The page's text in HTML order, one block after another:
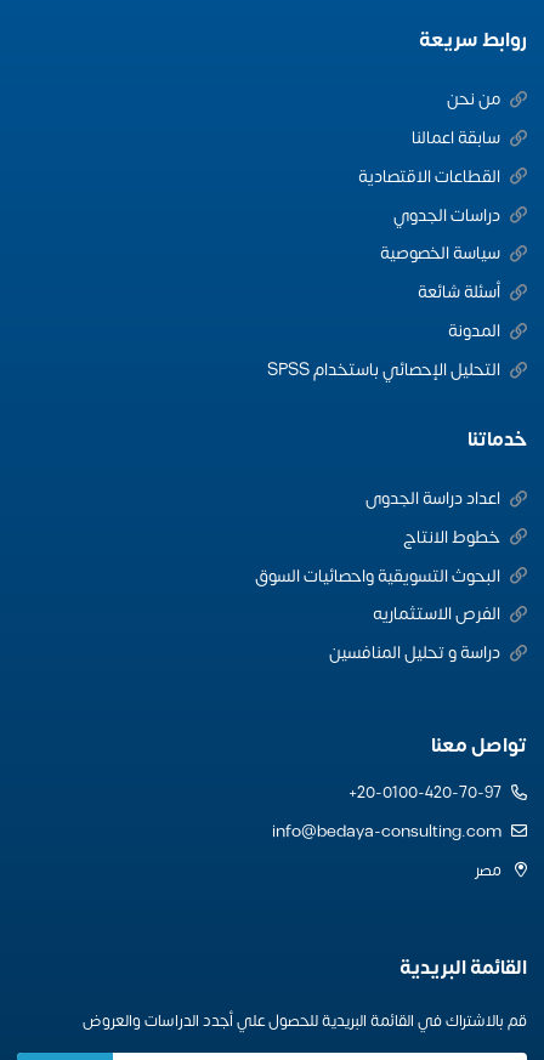
روابط سريعة
من نحن
سابقة اعمالنا
القطاعات الاقتصادية
دراسات الجدوي
سياسة الخصوصية
أسئلة شائعة
المدونة
التحليل الإحصائي باستخدام SPSS
خدماتنا
اعداد دراسة الجدوى
خطوط الانتاج
البحوث التسويقية واحصائيات السوق
الفرص الاستثماريه
دراسة و تحليل المنافسين
تواصل معنا
20-0100-420-70-97+
info@bedaya-consulting.com
مصر
القائمة البريدية
قم بالاشتراك في القائمة البريدية للحصول علي أجدد الدراسات والعروض